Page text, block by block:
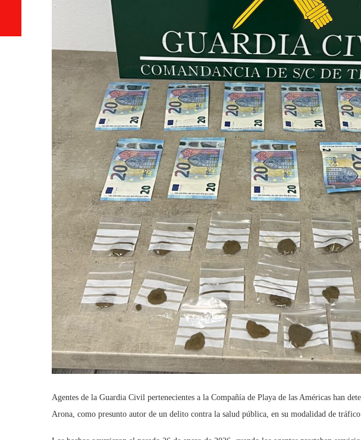
Agentes de la Guardia Civil pertenecientes a la Compañía de Playa de las Américas han
Arona, como presunto autor de un delito contra la salud pública, en su modalidad de